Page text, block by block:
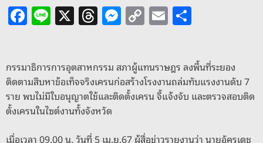
F
a
e
b
o
Li
n
X T
h
a
d
s
M
e
e
n
g
er
C
o
y
Li
n
k
E
m
l
ar
e
กรรมาธิการการอุตสาหกรรม สภาผู้แทนราษฎร ลงพื้นที่ระยอง
ติดตามสืบหาข้อเท็จจริงเครนก่อสร้างโรงงานถล่มทับแรงงานดับ 7
ราย พบไม่มีใบอนุญาตใช้และติดตั้งเครน จี้แจ้งจับ และตรวจสอบติด
ตั้งเครนในไซต์งานทั้งจังหวัด
เมื่อเวลา 09.00 น. วันที่ 5 เม.ย.67 ผู้สื่อข่าวรายงานว่า นายอัครเดช